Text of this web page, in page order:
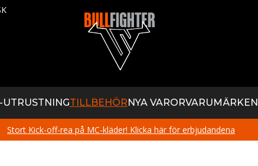
UTRUSTNINGTILLBEHÖRNYA VARORVARUMÄRKEN
Stort Kick-off-rea på MC-kläder! Klicka här för erbjudandena